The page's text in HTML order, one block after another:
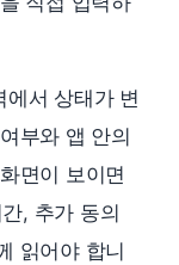
에서 상태가 변
부와 앱 안의
면이 보이면
, 추가 동의
읽어야 합니